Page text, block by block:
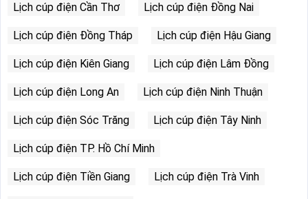
Lịch cúp điện Cần Thơ Lịch cúp điện Đồng Nai
Lịch cúp điện Đồng Tháp Lịch cúp điện Hậu Giang
Lịch cúp điện Kiên Giang Lịch cúp điện Lâm Đồng
Lịch cúp điện Long An Lịch cúp điện Ninh Thuận
Lịch cúp điện Sóc Trăng Lịch cúp điện Tây Ninh
Lịch cúp điện TP. Hồ Chí Minh
Lịch cúp điện Tiền Giang Lịch cúp điện Trà Vinh